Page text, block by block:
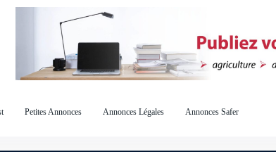
Petites Annonces Annonces Légales Annonces Safer